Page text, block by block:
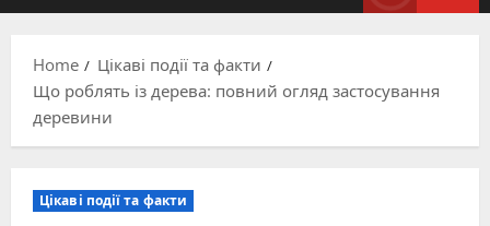
Home
Цікаві події та факти
Що роблять із дерева: повний огляд застосування
деревини
Цікаві події та факти